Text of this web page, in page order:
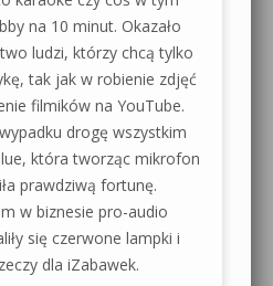
na 10 minut. Okazało
ludzi, którzy chcą tylko
tak jak w robienie zdjęć
filmików na YouTube.
drogę wszystkim
która tworząc mikrofon
prawdziwą fortunę.
w biznesie pro-audio
się czerwone lampki i
dla iZabawek.